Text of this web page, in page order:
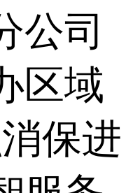
公司
区域
保进